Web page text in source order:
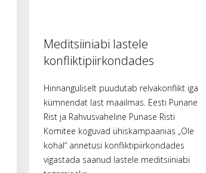
Meditsiiniabi lastele
konfliktipiirkondades
Hinnanguliselt puudutab relvakonflikt iga
kümnendat last maailmas. Eesti Punane
Rist ja Rahvusvaheline Punase Risti
Komitee koguvad ühiskampaanias „Ole
kohal“ annetusi konfliktipiirkondades
vigastada saanud lastele meditsiiniabi